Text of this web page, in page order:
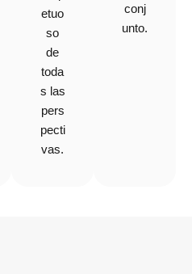
etuo
so
de
toda
s las
pers
pecti
vas.
conj
unto.